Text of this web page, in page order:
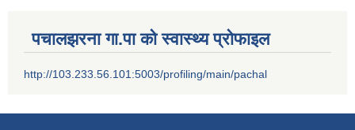
पचालझरना गा.पा को स्वास्थ्य प्रोफाइल
http://103.233.56.101:5003/profiling/main/pachal